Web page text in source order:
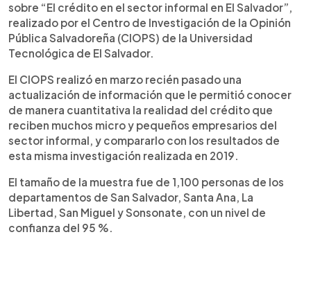
sobre “El crédito en el sector informal en El Salvador”,
realizado por el Centro de Investigación de la Opinión
Pública Salvadoreña (CIOPS) de la Universidad
Tecnológica de El Salvador.
El CIOPS realizó en marzo recién pasado una
actualización de información que le permitió conocer
de manera cuantitativa la realidad del crédito que
reciben muchos micro y pequeños empresarios del
sector informal, y compararlo con los resultados de
esta misma investigación realizada en 2019.
El tamaño de la muestra fue de 1,100 personas de los
departamentos de San Salvador, Santa Ana, La
Libertad, San Miguel y Sonsonate, con un nivel de
confianza del 95 %.